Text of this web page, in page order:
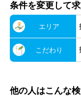
条件を変更して
エリア
こだわり
他の人はこんな